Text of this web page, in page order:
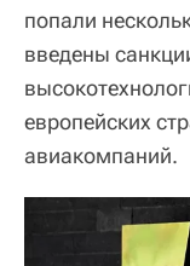
попали
введены
европейских
авиакомпаний.